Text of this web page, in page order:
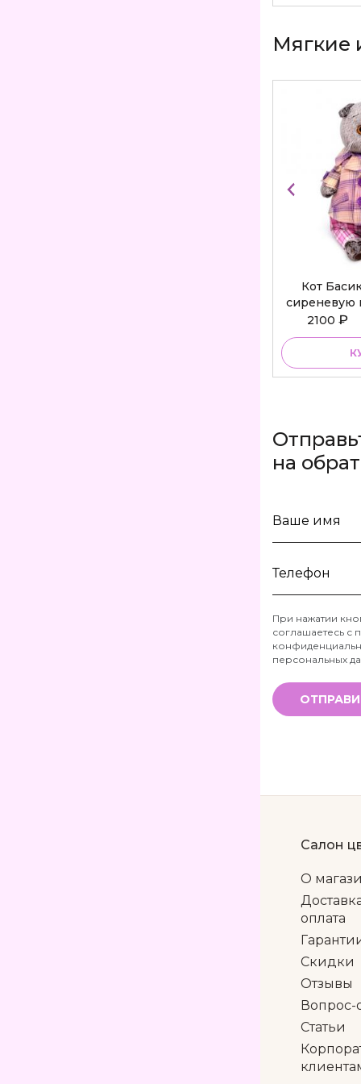
Мягкие
Кот
сиреневую
2100₽
на
Ваше
Телефон
*
При нажатии
соглашаетесь с
персональных
Салон
О
оплата
Скидки
Отзывы
Вопрос-
Статьи